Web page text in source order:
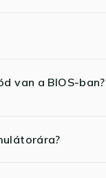
van a BIOS-